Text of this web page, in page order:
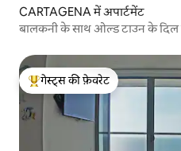
CARTAGENA में अपार्टमेंट
बालकनी के साथ ओल्ड टाउन के
गेस्ट्स का टॉप फ़ेवरेट
गेस्ट्स की फ़ेवरेट